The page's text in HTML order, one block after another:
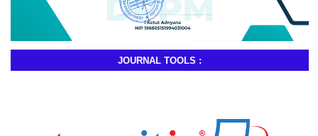
JOURNAL TOOLS :